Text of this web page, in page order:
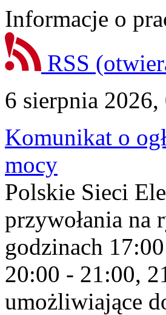
Informacje o
RSS
6 sierpnia 2026,
Komunikat o
mocy
Polskie Sieci
przywołania
godzinach
20:00 - 21:00,
umożliwiające